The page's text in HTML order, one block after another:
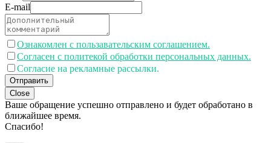
E-mail
Ознакомлен с пользавательским соглашением.
Согласен с политекой обработки персональных данных.
Согласие на рекламные рассылки.
Отправить
Close
Ваше обращение успешно отправлено и будет обработано в
ближайшее время.
Спасибо!